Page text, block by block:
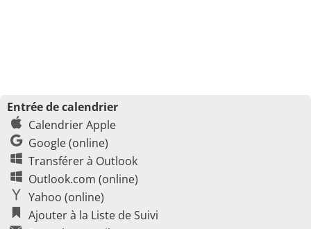
Entrée de calendrier
Calendrier Apple
Google (online)
Transférer à Outlook
Outlook.com (online)
Yahoo (online)
Ajouter à la Liste de Suivi